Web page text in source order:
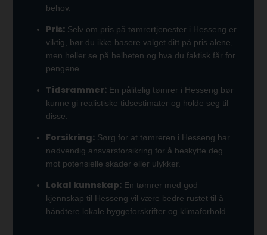
behov.
Pris: Selv om pris på tømrertjenester i Hesseng er
viktig, bør du ikke basere valget ditt på pris alene,
men heller se på helheten og hva du faktisk får for
pengene.
Tidsrammer: En pålitelig tømrer i Hesseng bør
kunne gi realistiske tidsestimater og holde seg til
disse.
Forsikring: Sørg for at tømreren i Hesseng har
nødvendig ansvarsforsikring for å beskytte deg
mot potensielle skader eller ulykker.
Lokal kunnskap: En tømrer med god
kjennskap til Hesseng vil være bedre rustet til å
håndtere lokale byggeforskrifter og klimaforhold.